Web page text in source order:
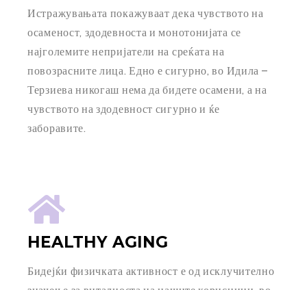
Истражувањата покажуваат дека чувството на
осаменост, здодевноста и монотонијата се
најголемите непријатели на среќата на
повозрасните лица. Едно е сигурно, во Идила –
Терзиева никогаш нема да бидете осамени, а на
чувството на здодевност сигурно и ќе
заборавите.
HEALTHY AGING
Бидејќи физичката активност е од исклучително